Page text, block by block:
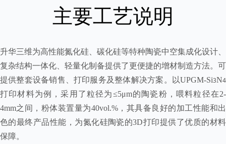
升华三维为高性能氮化硅、碳化硅等特种陶瓷中空集成化设计、
复杂结构一体化、轻量化制备提供了更便捷的增材制造方法。可
提供整套设备销售、打印服务及整体解决方案。
以UPGM-Si3N4
打印材料为例，采用了粒径为≤5μm的陶瓷粉，喂料粒径在2-
4mm之间，粉体装置量为40vol.%，其具备良好的加工性能和出
色的最终产品性能，为氮化硅陶瓷的3D打印提供了优质的材料
保障。
主要工艺说明